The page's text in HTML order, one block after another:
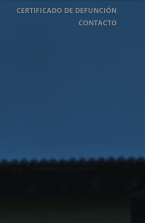
CERTIFICADO DE DEFUNCIÓN
CONTACTO